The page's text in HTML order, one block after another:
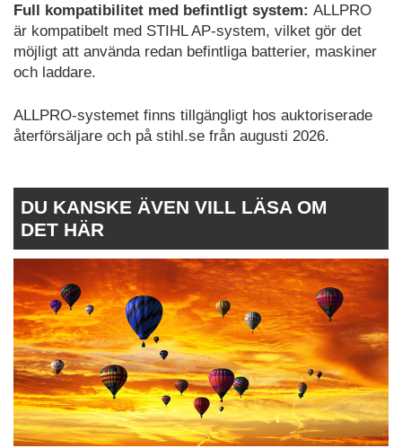
Full kompatibilitet med befintligt system: ALLPRO
är kompatibelt med STIHL AP-system, vilket gör det
möjligt att använda redan befintliga batterier, maskiner
och laddare.
ALLPRO-systemet finns tillgängligt hos auktoriserade
återförsäljare och på stihl.se från augusti 2026.
DU KANSKE ÄVEN VILL LÄSA OM
DET HÄR